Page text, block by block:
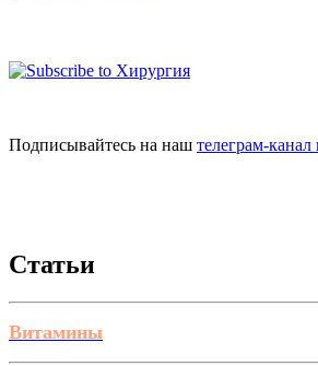
Подписывайтесь на наш телеграм-
Статьи
Витамины